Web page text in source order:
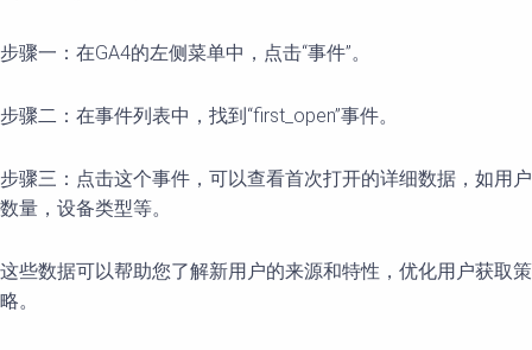
步骤一：在GA4的左侧菜单中，点击“事件”。
步骤二：在事件列表中，找到“first_open”事件。
步骤三：点击这个事件，可以查看首次打开的详细数据，如用户
数量，设备类型等。
这些数据可以帮助您了解新用户的来源和特性，优化用户获取策
略。